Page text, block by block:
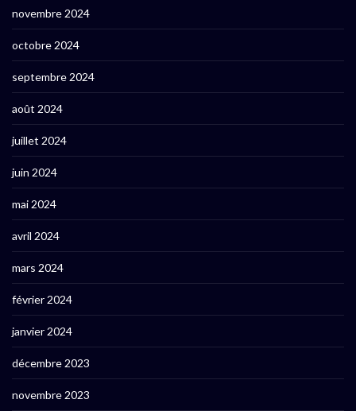
novembre 2024
octobre 2024
septembre 2024
août 2024
juillet 2024
juin 2024
mai 2024
avril 2024
mars 2024
février 2024
janvier 2024
décembre 2023
novembre 2023